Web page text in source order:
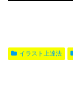
イラスト上達法